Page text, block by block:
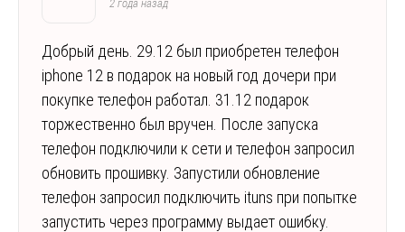
2 года назад
Добрый день. 29.12 был приобретен телефон
iphone 12 в подарок на новый год дочери при
покупке телефон работал. 31.12 подарок
торжественно был вручен. После запуска
телефон подключили к сети и телефон запросил
обновить прошивку. Запустили обновление
телефон запросил подключить ituns при попытке
запустить через программу выдает ошибку.